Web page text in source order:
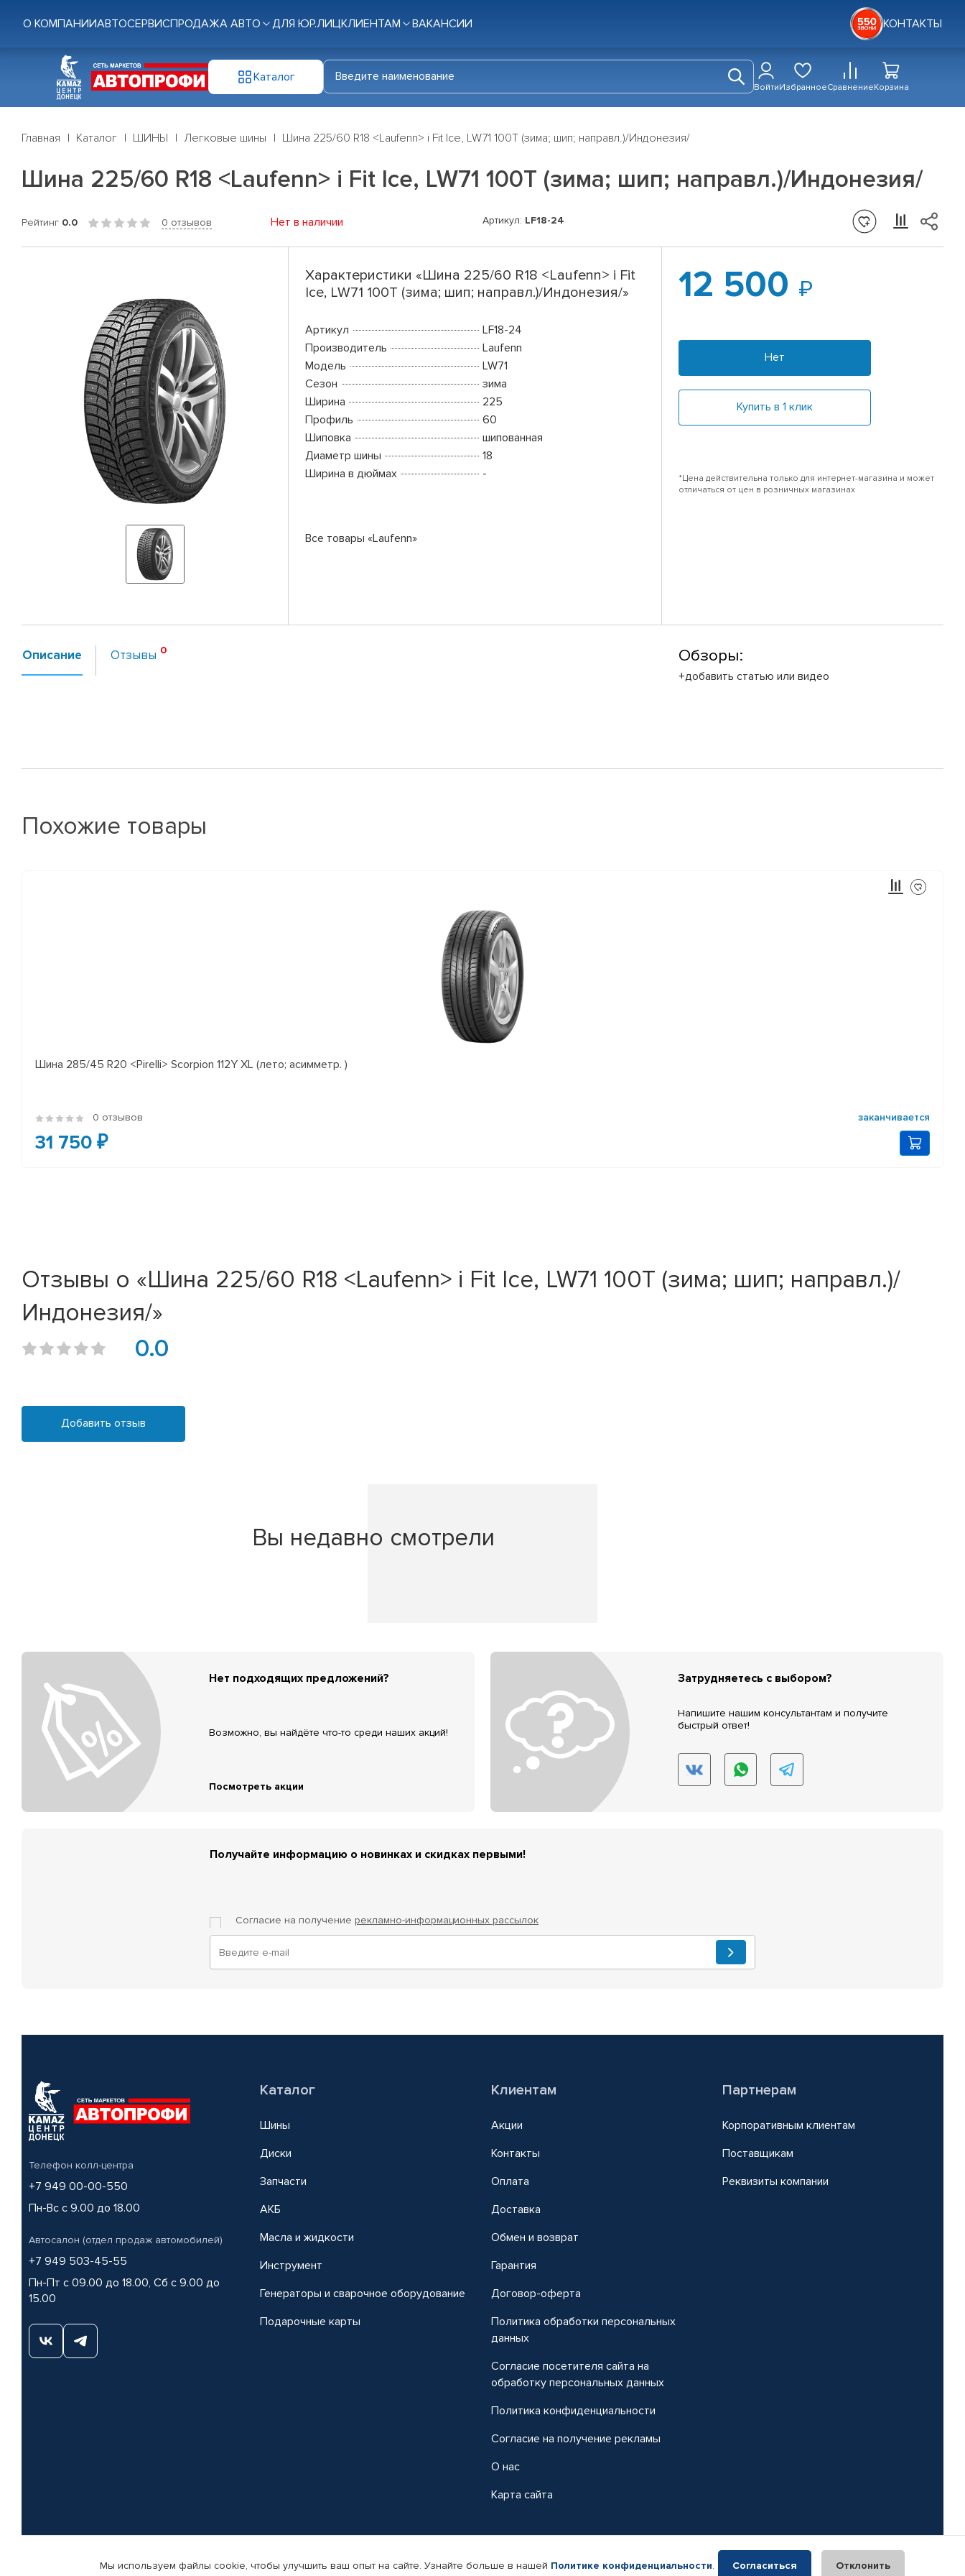
О КОМПАНИИАВТОСЕРВИСПРОДАЖА АВТО ДЛЯ ЮР.ЛИЦКЛИЕНТАМ ВАКАНСИИ КОНТАКТЫ
Каталог
ВойтиИзбранноеСравнениеКорзина
Главная Каталог ШИНЫ Легковые шины Шина 225/60 R18 <Laufenn> i Fit Ice, LW71 100T (зима; шип; направл.)/Индонезия/
Шина 225/60 R18 <Laufenn> i Fit Ice, LW71 100T (зима; шип; направл.)/Индонезия/
Рейтинг 0.0 0 отзывов Нет в наличии Артикул: LF18-24
Характеристики «Шина 225/60 R18 <Laufenn> i Fit
Ice, LW71 100T (зима; шип; направл.)/Индонезия/»
Артикул
LF18-24
Производитель
Laufenn
Модель
LW71
Сезон
зима
Ширина
225
Профиль
60
Шиповка
шипованная
Диаметр шины
18
Ширина в дюймах
-
Все товары «Laufenn»
12 500
Нет
Купить в 1 клик
*Цена действительна только для интернет-магазина и может
отличаться от цен в розничных магазинах
Описание Отзывы Обзоры:
+добавить статью или видео
Похожие товары
Шина 285/45 R20 <Pirelli> Scorpion 112Y XL (лето; асимметр. )
0 отзывов заканчивается
31 750 ₽
Отзывы о «Шина 225/60 R18 <Laufenn> i Fit Ice, LW71 100T (зима; шип; направл.)/
Индонезия/»
0.0
Добавить отзыв
Вы недавно смотрели
Нет подходящих предложений?
Возможно, вы найдёте что-то среди наших акций!
Посмотреть акции
Затрудняетесь с выбором?
Напишите нашим консультантам и получите
быстрый ответ!
Получайте информацию о новинках и скидках первыми!
Согласие на получение рекламно-информационных рассылок
Телефон колл-центра
+7 949 00-00-550
Пн-Вс с 9.00 до 18.00
Автосалон (отдел продаж автомобилей)
+7 949 503-45-55
Пн-Пт с 09.00 до 18.00, Сб с 9.00 до
15.00
Каталог
Шины
Диски
Запчасти
АКБ
Масла и жидкости
Инструмент
Генераторы и сварочное оборудование
Подарочные карты
Клиентам
Акции
Контакты
Оплата
Доставка
Обмен и возврат
Гарантия
Договор-оферта
Политика обработки персональных
данных
Согласие посетителя сайта на
обработку персональных данных
Политика конфиденциальности
Согласие на получение рекламы
О нас
Карта сайта
Партнерам
Корпоративным клиентам
Поставщикам
Реквизиты компании
© КАМАЗ ЦЕНТР ДОНЕЦК, 2015-2026. Все права защищены. Интернет-магазин автомобильных товаров Автопрофи.
Мы используем файлы cookie, чтобы улучшить ваш опыт на сайте. Узнайте больше в нашей Политике конфиденциальности. Согласиться Отклонить